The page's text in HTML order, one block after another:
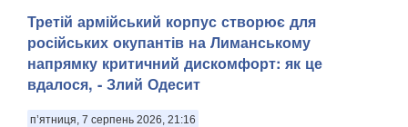
Третій армійський корпус створює для
російських окупантів на Лиманському
напрямку критичний дискомфорт: як це
вдалося, - Злий Одесит
п’ятниця, 7 серпень 2026, 21:16